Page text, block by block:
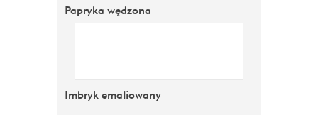
Papryka wędzona
Imbryk emaliowany